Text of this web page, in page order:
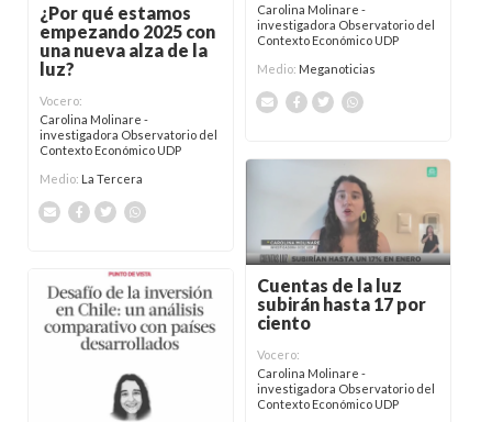
Carolina Molinare -
investigadora Observatorio del
Contexto Económico UDP
Medio: Meganoticias
¿Por qué estamos
empezando 2025 con
una nueva alza de la
luz?
Vocero:
Carolina Molinare -
investigadora Observatorio del
Contexto Económico UDP
Medio: La Tercera
Cuentas de la luz
subirán hasta 17 por
ciento
Vocero:
Carolina Molinare -
investigadora Observatorio del
Contexto Económico UDP